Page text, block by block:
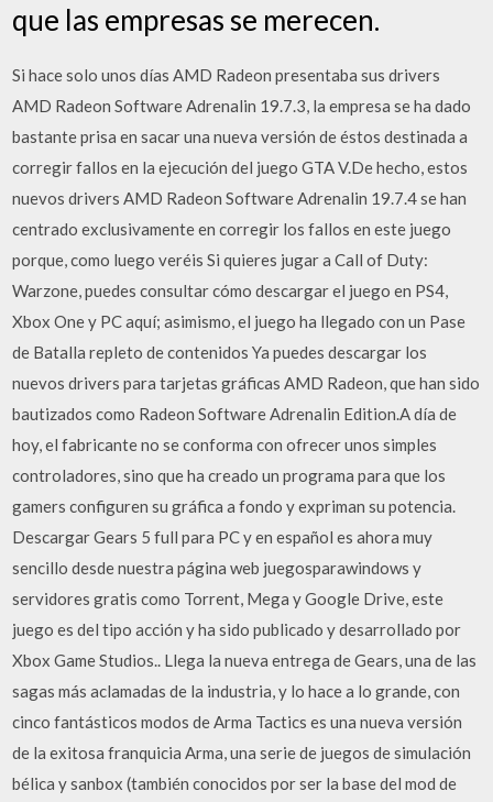
que las empresas se merecen.
Si hace solo unos días AMD Radeon presentaba sus drivers
AMD Radeon Software Adrenalin 19.7.3, la empresa se ha dado
bastante prisa en sacar una nueva versión de éstos destinada a
corregir fallos en la ejecución del juego GTA V.De hecho, estos
nuevos drivers AMD Radeon Software Adrenalin 19.7.4 se han
centrado exclusivamente en corregir los fallos en este juego
porque, como luego veréis Si quieres jugar a Call of Duty:
Warzone, puedes consultar cómo descargar el juego en PS4,
Xbox One y PC aquí; asimismo, el juego ha llegado con un Pase
de Batalla repleto de contenidos Ya puedes descargar los
nuevos drivers para tarjetas gráficas AMD Radeon, que han sido
bautizados como Radeon Software Adrenalin Edition.A día de
hoy, el fabricante no se conforma con ofrecer unos simples
controladores, sino que ha creado un programa para que los
gamers configuren su gráfica a fondo y expriman su potencia.
Descargar Gears 5 full para PC y en español es ahora muy
sencillo desde nuestra página web juegosparawindows y
servidores gratis como Torrent, Mega y Google Drive, este
juego es del tipo acción y ha sido publicado y desarrollado por
Xbox Game Studios.. Llega la nueva entrega de Gears, una de las
sagas más aclamadas de la industria, y lo hace a lo grande, con
cinco fantásticos modos de Arma Tactics es una nueva versión
de la exitosa franquicia Arma, una serie de juegos de simulación
bélica y sanbox (también conocidos por ser la base del mod de